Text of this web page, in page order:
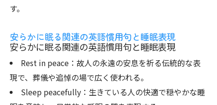
す。
安らかに眠る関連の英語慣用句と睡眠表現
安らかに眠る関連の英語慣用句と睡眠表現
Rest in peace：故人の永遠の安息を祈る伝統的な表
現で、葬儀や追悼の場で広く使われる。
Sleep peacefully：生きている人の快適で穏やかな睡